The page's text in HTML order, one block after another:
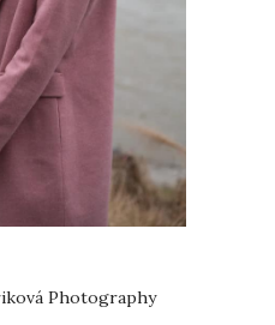
Photography